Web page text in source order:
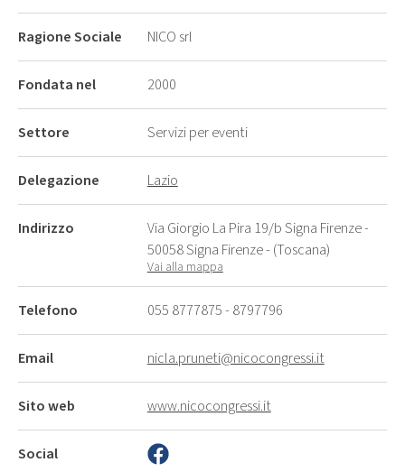
Ragione Sociale NICO srl
Fondata nel 2000
Settore Servizi per eventi
Delegazione Lazio
Indirizzo
Via Giorgio La Pira 19/b Signa Firenze -
50058 Signa Firenze - (Toscana)
Vai alla mappa
Telefono 055 8777875- 8797796
Email nicla.pruneti@nicocongressi.it
Sito web www.nicocongressi.it
Social